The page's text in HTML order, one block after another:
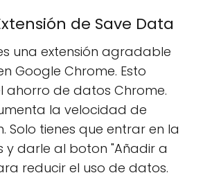
de Save Data
una extensión agradable
Google Chrome. Esto
ahorro de datos Chrome.
la velocidad de
Solo tienes que entrar en la
y darle al boton "Añadir a
reducir el uso de datos.